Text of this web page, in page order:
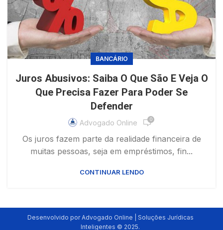
BANCÁRIO
Juros Abusivos: Saiba O Que São E Veja O
Que Precisa Fazer Para Poder Se
Defender
Advogado Online 0
Os juros fazem parte da realidade financeira de
muitas pessoas, seja em empréstimos, fin...
CONTINUAR LENDO
Desenvolvido por Advogado Online | Soluções Jurídicas
Inteligentes © 2025.